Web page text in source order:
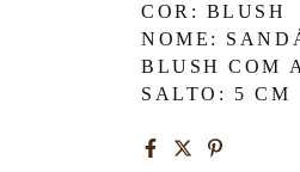
COR: BLUSH
NOME:
BLUSH COM
SALTO: 5 CM